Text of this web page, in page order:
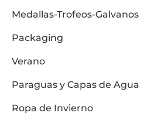
Medallas-Trofeos-Galvanos
Packaging
Verano
Paraguas y Capas de Agua
Ropa de Invierno